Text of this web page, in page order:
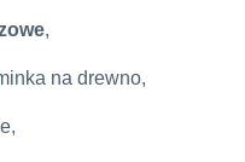
,
na drewno,